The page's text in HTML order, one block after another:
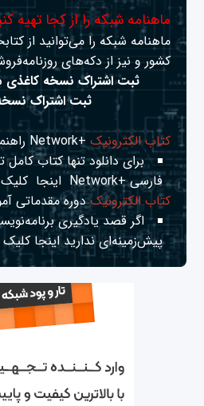
ماهنامه شبکه را از کجا تهیه
ماهنامه شبکه را می‌توانید از
کشور و نیز از دکه‌های
ثبت اشتراک نسخه کاغذی
ثبت اشتراک
کتاب الکترونیک+Network راهنمای شبکه‌ها
برای دانلود تنها کتاب کامل
فارسی +Network
اینجا
کتاب الکترونیکدوره مقدماتی
اگر قصد یادگیری
پیش‌زمینه‌ای نداریداینجا کلیک